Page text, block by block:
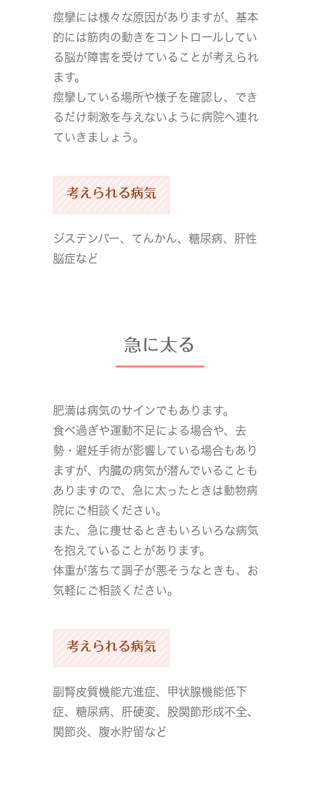
痙攣には様々な原因がありますが、基本
的には筋肉の動きをコントロールしてい
る脳が障害を受けていることが考えられ
ます。
痙攣している場所や様子を確認し、でき
るだけ刺激を与えないように病院へ連れ
ていきましょう。
考えられる病気
ジステンバー、てんかん、糖尿病、肝性
脳症など
急に太る
肥満は病気のサインでもあります。
食べ過ぎや運動不足による場合や、去
勢・避妊手術が影響している場合もあり
ますが、内臓の病気が潜んでいることも
ありますので、急に太ったときは動物病
院にご相談ください。
また、急に痩せるときもいろいろな病気
を抱えていることがあります。
体重が落ちて調子が悪そうなときも、お
気軽にご相談ください。
考えられる病気
副腎皮質機能亢進症、甲状腺機能低下
症、糖尿病、肝硬変、股関節形成不全、
関節炎、腹水貯留など